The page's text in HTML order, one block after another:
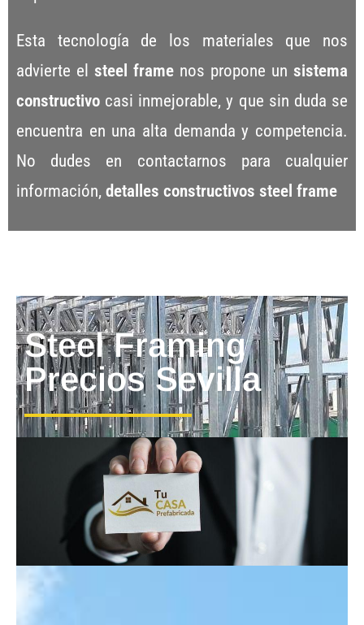
Esta tecnología de los materiales que nos
advierte el steel frame nos propone un sistema
constructivo casi inmejorable, y que sin duda se
encuentra en una alta demanda y competencia.
No dudes en contactarnos para cualquier
información, detalles constructivos steel frame
Steel Framing
Precios Sevilla